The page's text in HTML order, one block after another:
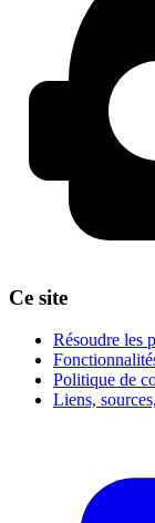
Ce site
Résoudre les
Politique de
Liens,